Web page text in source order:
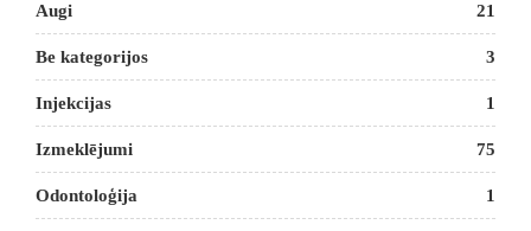
Augi 21
Be kategorijos 3
Injekcijas 1
Izmeklējumi 75
Odontoloģija 1